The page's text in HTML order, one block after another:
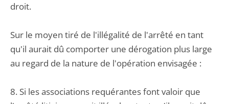
droit.
Sur le moyen tiré de l'illégalité de l'arrêté en tant
qu'il aurait dû comporter une dérogation plus large
au regard de la nature de l'opération envisagée :
8. Si les associations requérantes font valoir que